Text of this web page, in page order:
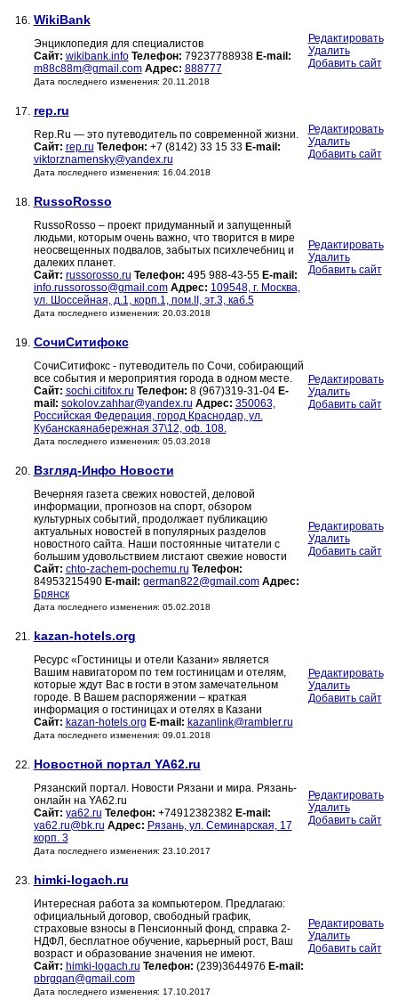
16. WikiBank
Энциклопедия для специалистов
Сайт: wikibank.info Телефон: 79237788938 E-mail:
m88c88m@gmail.com Адрес: 888777
Дата последнего изменения: 20.11.2018
Редактировать
Удалить
Добавить сайт
17. rep.ru
Rep.Ru — это путеводитель по современной жизни.
Сайт: rep.ru Телефон: +7 (8142) 33 15 33 E-mail:
viktorznamensky@yandex.ru
Дата последнего изменения: 16.04.2018
Редактировать
Удалить
Добавить сайт
18. RussoRosso
RussoRosso – проект придуманный и запущенный
людьми, которым очень важно, что творится в мире
неосвещенных подвалов, забытых психлечебниц и
далеких планет.
Сайт: russorosso.ru Телефон: 495 988-43-55 E-mail:
info.russorosso@gmail.com Адрес: 109548, г. Москва,
ул. Шоссейная, д.1, корп.1, пом.II, эт.3, каб.5
Дата последнего изменения: 20.03.2018
Редактировать
Удалить
Добавить сайт
19. СочиСитифокс
СочиСитифокс - путеводитель по Сочи, собирающий
все события и мероприятия города в одном месте.
Сайт: sochi.citifox.ru Телефон: 8 (967)319-31-04 E-
mail: sokolov.zahhar@yandex.ru Адрес: 350063,
Российская Федерация, город Краснодар, ул.
Кубанскаянабережная 37\12, оф. 108.
Дата последнего изменения: 05.03.2018
Редактировать
Удалить
Добавить сайт
20. Взгляд-Инфо Новости
Вечерняя газета свежих новостей, деловой
информации, прогнозов на спорт, обзором
культурных событий, продолжает публикацию
актуальных новостей в популярных разделов
новостного сайта. Наши постоянные читатели с
большим удовольствием листают свежие новости
Сайт: chto-zachem-pochemu.ru Телефон:
84953215490 E-mail: german822@gmail.com Адрес:
Брянск
Дата последнего изменения: 05.02.2018
Редактировать
Удалить
Добавить сайт
21. kazan-hotels.org
Ресурс «Гостиницы и отели Казани» является
Вашим навигатором по тем гостиницам и отелям,
которые ждут Вас в гости в этом замечательном
городе. В Вашем распоряжении – краткая
информация о гостиницах и отелях в Казани
Сайт: kazan-hotels.org E-mail: kazanlink@rambler.ru
Дата последнего изменения: 09.01.2018
Редактировать
Удалить
Добавить сайт
22. Новостной портал YA62.ru
Рязанский портал. Новости Рязани и мира. Рязань-
онлайн на YA62.ru
Сайт: ya62.ru Телефон: +74912382382 E-mail:
ya62.ru@bk.ru Адрес: Рязань, ул. Семинарская, 17
корп. 3
Дата последнего изменения: 23.10.2017
Редактировать
Удалить
Добавить сайт
23. himki-logach.ru
Интересная работа за компьютером. Предлагаю:
официальный договор, свободный график,
страховые взносы в Пенсионный фонд, справка 2-
НДФЛ, бесплатное обучение, карьерный рост, Ваш
возраст и образование значения не имеют.
Сайт: himki-logach.ru Телефон: (239)3644976 E-mail:
pbrgqan@gmail.com
Дата последнего изменения: 17.10.2017
Редактировать
Удалить
Добавить сайт